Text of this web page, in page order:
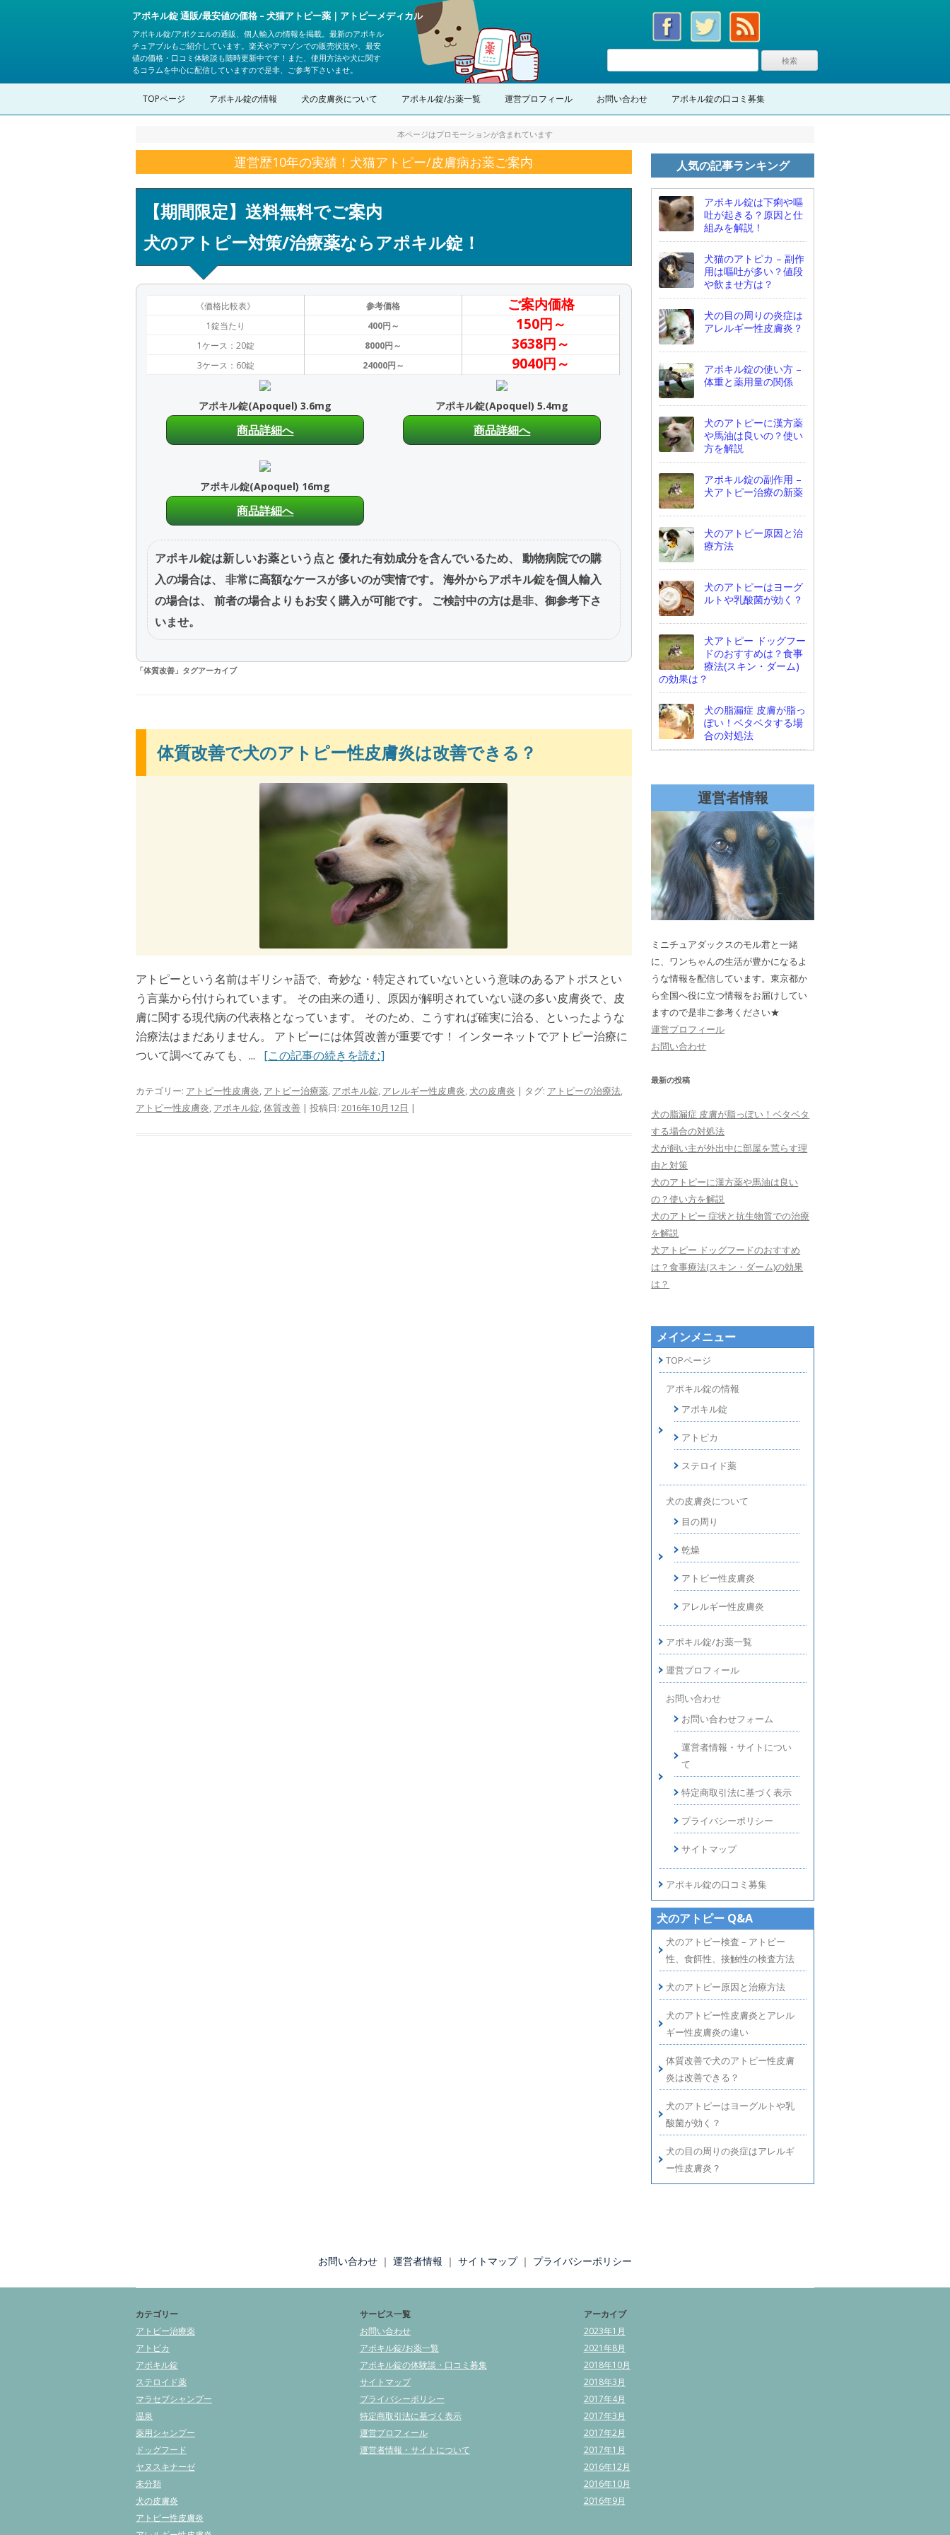
アポキル錠 通販/最安値の価格 – 犬猫アトピー薬｜アトピーメディカル
アポキル錠/アポクエルの通販、個人輸入の情報を掲載。最新のアポキル
チュアブルもご紹介しています。楽天やアマゾンでの販売状況や、最安
値の価格・口コミ体験談も随時更新中です！また、使用方法や犬に関す
るコラムを中心に配信していますので是非、ご参考下さいませ。
コンテンツへスキップ
TOPページ アポキル錠の情報 犬の皮膚炎について アポキル錠/お薬一覧 運営プロフィール お問い合わせ アポキル錠の口コミ募集
本ページはプロモーションが含まれています
運営歴10年の実績！犬猫アトピー/皮膚病お薬ご案内
【期間限定】送料無料でご案内
犬のアトピー対策/治療薬ならアポキル錠！
《価格比較表》 参考価格 ご案内価格
1錠当たり 400円～ 150円～
1ケース：20錠 8000円～ 3638円～
3ケース：60錠 24000円～ 9040円～
アポキル錠(Apoquel) 3.6mg
商品詳細へ
アポキル錠(Apoquel) 5.4mg
商品詳細へ
アポキル錠(Apoquel) 16mg
商品詳細へ
アポキル錠は新しいお薬という点と 優れた有効成分を含んでいるため、 動物病院での購
入の場合は、 非常に高額なケースが多いのが実情です。 海外からアポキル錠を個人輸入
の場合は、 前者の場合よりもお安く購入が可能です。 ご検討中の方は是非、御参考下さ
いませ。
「体質改善 」タグアーカイブ
体質改善で犬のアトピー性皮膚炎は改善できる？
アトピーという名前はギリシャ語で、奇妙な・特定されていないという意味のあるアトポスとい
う言葉から付けられています。 その由来の通り、原因が解明されていない謎の多い皮膚炎で、皮
膚に関する現代病の代表格となっています。 そのため、こうすれば確実に治る、といったような
治療法はまだありません。 アトピーには体質改善が重要です！ インターネットでアトピー治療に
ついて調べてみても、... [この記事の続きを読む]
カテゴリー: アトピー性皮膚炎, アトピー治療薬, アポキル錠, アレルギー性皮膚炎, 犬の皮膚炎 | タグ: アトピーの治療法,
アトピー性皮膚炎, アポキル錠,体質改善 | 投稿日: 2016年10月12日 |
人気の記事ランキング
アポキル錠は下痢や嘔
吐が起きる？原因と仕
組みを解説！
犬猫のアトピカ – 副作
用は嘔吐が多い？値段
や飲ませ方は？
犬の目の周りの炎症は
アレルギー性皮膚炎？
アポキル錠の使い方 –
体重と薬用量の関係
犬のアトピーに漢方薬
や馬油は良いの？使い
方を解説
アポキル錠の副作用 –
犬アトピー治療の新薬
犬のアトピー原因と治
療方法
犬のアトピーはヨーグ
ルトや乳酸菌が効く？
犬アトピー ドッグフー
ドのおすすめは？食事
療法(スキン・ダーム)
の効果は？
犬の脂漏症 皮膚が脂っ
ぽい！ベタベタする場
合の対処法
運営者情報
ミニチュアダックスのモル君と一緒
に、ワンちゃんの生活が豊かになるよ
うな情報を配信しています。東京都か
ら全国へ役に立つ情報をお届けしてい
ますので是非ご参考ください★
運営プロフィール
お問い合わせ
最新の投稿
犬の脂漏症 皮膚が脂っぽい！ベタベタ
する場合の対処法
犬が飼い主が外出中に部屋を荒らす理
由と対策
犬のアトピーに漢方薬や馬油は良い
の？使い方を解説
犬のアトピー 症状と抗生物質での治療
を解説
犬アトピー ドッグフードのおすすめ
は？食事療法(スキン・ダーム)の効果
は？
メインメニュー
TOPページ
アポキル錠の情報
アポキル錠
アトピカ
ステロイド薬
犬の皮膚炎について
目の周り
乾燥
アトピー性皮膚炎
アレルギー性皮膚炎
アポキル錠/お薬一覧
運営プロフィール
お問い合わせ
お問い合わせフォーム
運営者情報・サイトについ
て
特定商取引法に基づく表示
プライバシーポリシー
サイトマップ
アポキル錠の口コミ募集
犬のアトピー Q&A
犬のアトピー検査 – アトピー
性、食餌性、接触性の検査方法
犬のアトピー原因と治療方法
犬のアトピー性皮膚炎とアレル
ギー性皮膚炎の違い
体質改善で犬のアトピー性皮膚
炎は改善できる？
犬のアトピーはヨーグルトや乳
酸菌が効く？
犬の目の周りの炎症はアレルギ
ー性皮膚炎？
お問い合わせ ｜ 運営者情報 ｜ サイトマップ｜ プライバシーポリシー
カテゴリー
アトピー治療薬
アトピカ
アポキル錠
ステロイド薬
マラセブシャンプー
温泉
薬用シャンプー
ドッグフード
ヤヌスキナーゼ
未分類
犬の皮膚炎
アトピー性皮膚炎
サービス一覧
お問い合わせ
アポキル錠/お薬一覧
アポキル錠の体験談・口コミ募集
サイトマップ
プライバシーポリシー
特定商取引法に基づく表示
運営プロフィール
運営者情報・サイトについて
アーカイブ
2023年1月
2021年8月
2018年10月
2018年3月
2017年4月
2017年3月
2017年2月
2017年1月
2016年12月
2016年10月
2016年9月